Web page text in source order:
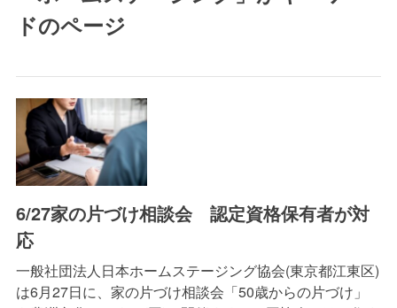
ドのページ
6/27家の片づけ相談会 認定資格保有者が対
応
一般社団法人日本ホームステージング協会(東京都江東区)
は6月27日に、家の片づけ相談会「50歳からの片づけ」